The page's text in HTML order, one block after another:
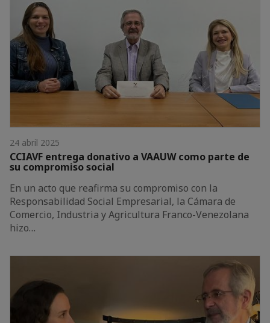
24 abril 2025
CCIAVF entrega donativo a VAAUW como parte de
su compromiso social
En un acto que reafirma su compromiso con la
Responsabilidad Social Empresarial, la Cámara de
Comercio, Industria y Agricultura Franco-Venezolana
hizo…